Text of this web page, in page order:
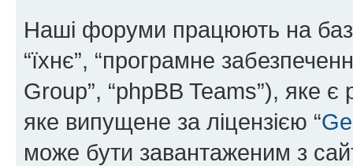
Наші форуми працюють на
“їхнє”, “програмне
Group”, “phpBB Teams”), яке
яке випущене за ліцензією “
може бути завантаженим з